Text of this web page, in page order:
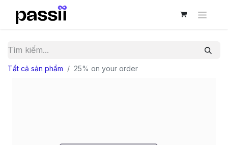
Tất cả sản phẩm 25% on your order